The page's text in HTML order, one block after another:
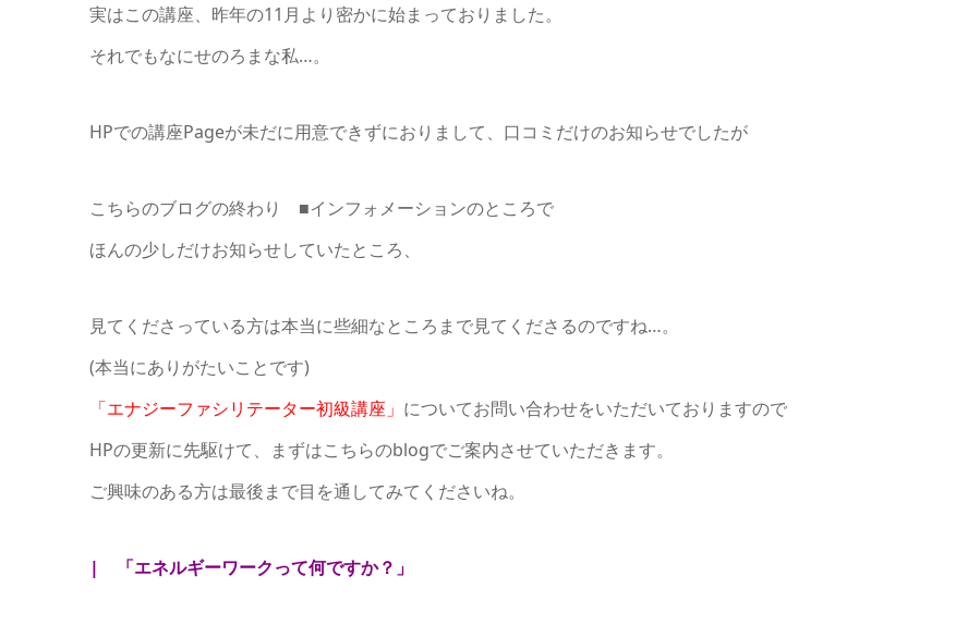
実はこの講座、昨年の11月より密かに始まっておりました。
それでもなにせのろまな私…。
HPでの講座Pageが未だに用意できずにおりまして、口コミだけのお知らせでしたが
こちらのブログの終わり ■インフォメーションのところで
ほんの少しだけお知らせしていたところ、
見てくださっている方は本当に些細なところまで見てくださるのですね…。
(本当にありがたいことです)
「エナジーファシリテーター初級講座」 についてお問い合わせをいただいておりますので
HPの更新に先駆けて、まずはこちらのblogでご案内させていただきます。
ご興味のある方は最後まで目を通してみてくださいね。
| 「エネルギーワークって何ですか？」